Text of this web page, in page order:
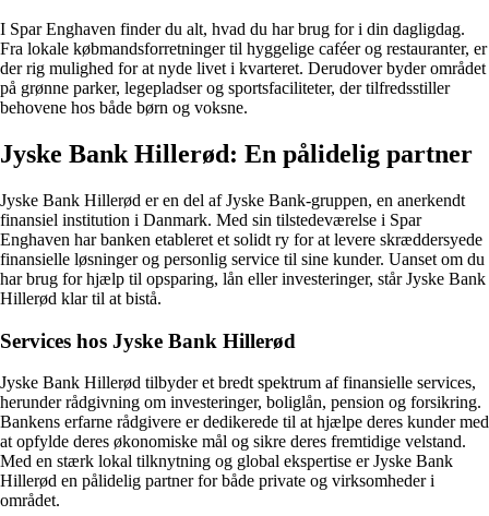
I Spar Enghaven finder du alt, hvad du har brug for i din dagligdag.
Fra lokale købmandsforretninger til hyggelige caféer og restauranter, er
der rig mulighed for at nyde livet i kvarteret. Derudover byder området
på grønne parker, legepladser og sportsfaciliteter, der tilfredsstiller
behovene hos både børn og voksne.
Jyske Bank Hillerød: En pålidelig partner
Jyske Bank Hillerød er en del af Jyske Bank-gruppen, en anerkendt
finansiel institution i Danmark. Med sin tilstedeværelse i Spar
Enghaven har banken etableret et solidt ry for at levere skræddersyede
finansielle løsninger og personlig service til sine kunder. Uanset om du
har brug for hjælp til opsparing, lån eller investeringer, står Jyske Bank
Hillerød klar til at bistå.
Services hos Jyske Bank Hillerød
Jyske Bank Hillerød tilbyder et bredt spektrum af finansielle services,
herunder rådgivning om investeringer, boliglån, pension og forsikring.
Bankens erfarne rådgivere er dedikerede til at hjælpe deres kunder med
at opfylde deres økonomiske mål og sikre deres fremtidige velstand.
Med en stærk lokal tilknytning og global ekspertise er Jyske Bank
Hillerød en pålidelig partner for både private og virksomheder i
området.